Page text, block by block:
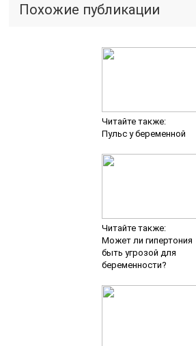
Похожие публикации
Читайте также:
Пульс у беременной
Читайте также:
Может ли гипертония
быть угрозой для
беременности?